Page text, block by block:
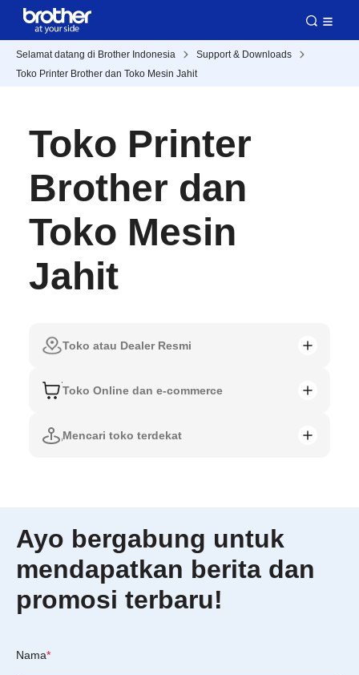
Selamat datang di Brother Indonesia
Support & Downloads
Toko Printer Brother dan Toko Mesin Jahit
Toko Printer
Brother dan
Toko Mesin
Jahit
Toko atau Dealer Resmi
Toko Online dan e-commerce
Mencari toko terdekat
Ayo bergabung untuk
mendapatkan berita dan
promosi terbaru!
Nama*